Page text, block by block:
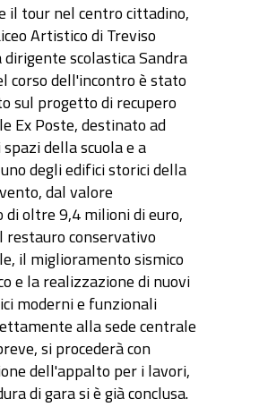
il tour nel centro cittadino,
Artistico di Treviso
scolastica Sandra
corso dell'incontro è stato
sul progetto di recupero
Ex Poste, destinato ad
della scuola e a
degli edifici storici della
dal valore
di oltre 9,4 milioni di euro,
restauro conservativo
il miglioramento sismico
e la realizzazione di nuovi
moderni e funzionali
alla sede centrale
si procederà con
dell'appalto per i lavori,
di gara si è già conclusa.